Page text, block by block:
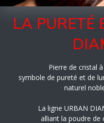
LA PURETÉ
Pierre de cristal
symbole de pureté et de
naturel
La ligne URBAN
alliant la poudre de